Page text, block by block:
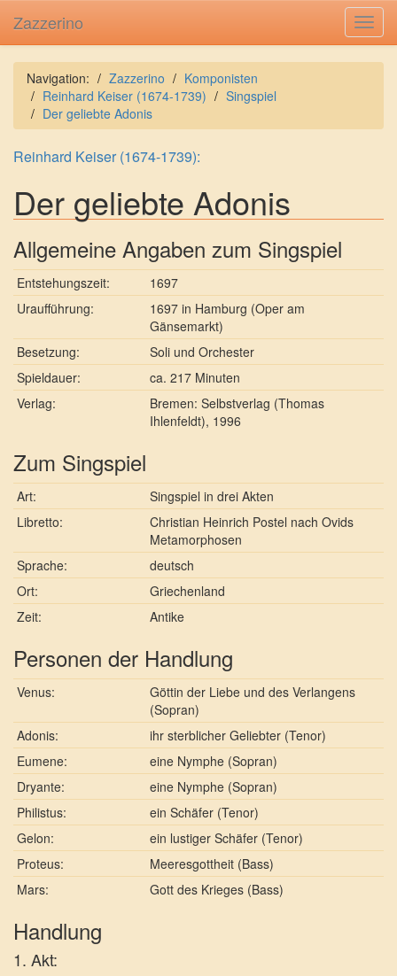
Zazzerino
Navigation: Zazzerino
Komponisten
Reinhard Keiser (1674-1739)
Singspiel
Der geliebte Adonis
Reinhard Keiser (1674-1739):
Der geliebte Adonis
Allgemeine Angaben zum Singspiel
Entstehungszeit:
1697
Uraufführung:
1697 in Hamburg (Oper am
Gänsemarkt)
Besetzung:
Soli und Orchester
Spieldauer:
ca. 217 Minuten
Verlag:
Bremen: Selbstverlag (Thomas
Ihlenfeldt), 1996
Zum Singspiel
Art:
Singspiel in drei Akten
Libretto:
Christian Heinrich Postel nach Ovids
Metamorphosen
Sprache:
deutsch
Ort:
Griechenland
Zeit:
Antike
Personen der Handlung
Venus:
Göttin der Liebe und des Verlangens
(Sopran)
Adonis:
ihr sterblicher Geliebter (Tenor)
Eumene:
eine Nymphe (Sopran)
Dryante:
eine Nymphe (Sopran)
Philistus:
ein Schäfer (Tenor)
Gelon:
ein lustiger Schäfer (Tenor)
Proteus:
Meeresgottheit (Bass)
Mars:
Gott des Krieges (Bass)
Handlung
1. Akt: